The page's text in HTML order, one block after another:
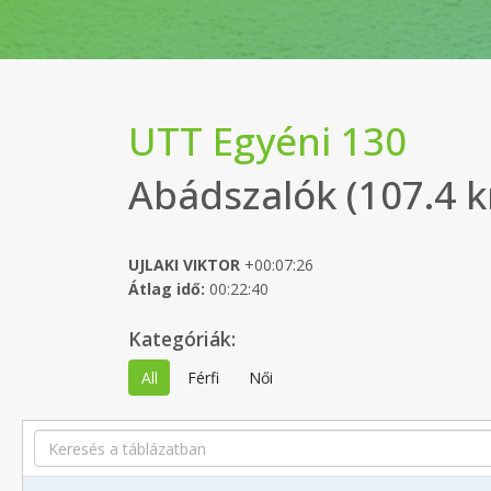
UTT Egyéni 130
Abádszalók (107.4
UJLAKI VIKTOR +00:07:26
Átlag idő: 00:22:40
Kategóriák:
All Férfi Női
Search